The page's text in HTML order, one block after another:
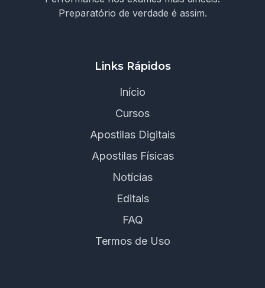
Preparatório de verdade é assim.
Links Rápidos
Início
Cursos
Apostilas Digitais
Apostilas Físicas
Notícias
Editais
FAQ
Termos de Uso